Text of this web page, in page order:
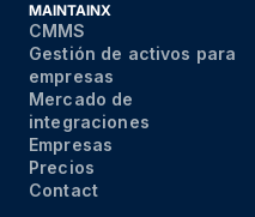
MAINTAINX
CMMS
Gestión de activos para
empresas
Mercado de
integraciones
Empresas
Precios
Contact